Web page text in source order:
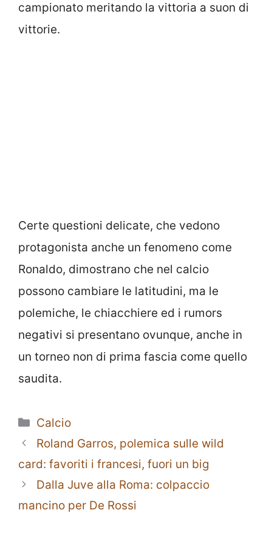
campionato meritando la vittoria a suon di
vittorie.
Certe questioni delicate, che vedono
protagonista anche un fenomeno come
Ronaldo, dimostrano che nel calcio
possono cambiare le latitudini, ma le
polemiche, le chiacchiere ed i rumors
negativi si presentano ovunque, anche in
un torneo non di prima fascia come quello
saudita.
Categorie
Calcio
Roland Garros, polemica sulle wild
card: favoriti i francesi, fuori un big
Dalla Juve alla Roma: colpaccio
mancino per De Rossi